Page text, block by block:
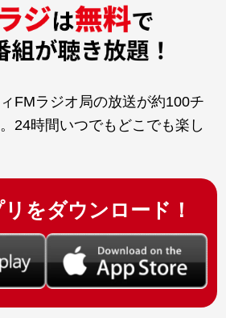
FMラジオ局の放送が約100チ
24時間いつでもどこでも楽し
をダウンロード！